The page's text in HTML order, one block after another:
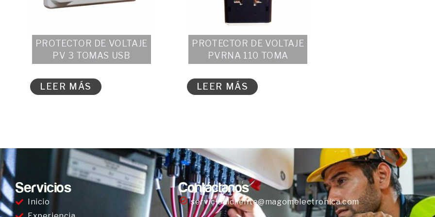
PROTECTOR DE VOLTAJE
PV 3 TOMAS USB
LEER MÁS
PROTECTOR DE VOLTAJE
PVRNA 110 TOMA
LEER MÁS
Servicios
Inicio
Contáctanos
servicioalcliente@magomelectronica.com